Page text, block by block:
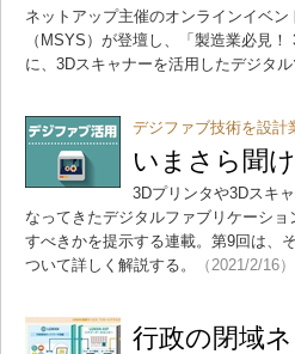
ネットアップ主催のオンラインイベ
（MSYS）が登壇し、「製造業必見
に、3Dスキャナーを活用したデジタ
デジファブ技術を設計
いまさら聞
3Dプリンタや3Dスキ
なってきたデジタルファブリケーシ
すべきかを提示する連載。第9回は、
ついて詳しく解説する。
（2021/2/16）
行政の閉域